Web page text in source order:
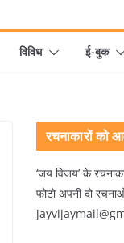
विविध ई-बुक
रचनाकारों को
‘जय विजय’ के
फोटो अपनी दो